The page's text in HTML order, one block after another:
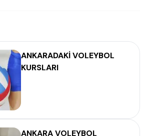
ANKARADAKİ VOLEYBOL
KURSLARI
ANKARA VOLEYBOL